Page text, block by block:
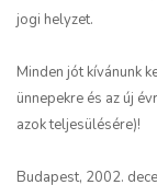
jogi helyzet.
Minden jót kívánunk
ünnepekre és az új
azok teljesülésére)!
Budapest, 2002.